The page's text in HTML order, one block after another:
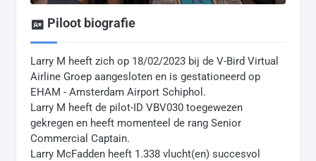
Piloot biografie
Larry M heeft zich op 18/02/2023 bij de V-Bird Virtual
Airline Groep aangesloten en is gestationeerd op
EHAM - Amsterdam Airport Schiphol.
Larry M heeft de pilot-ID VBV030 toegewezen
gekregen en heeft momenteel de rang Senior
Commercial Captain.
Larry McFadden heeft 1.338 vlucht(en) succesvol